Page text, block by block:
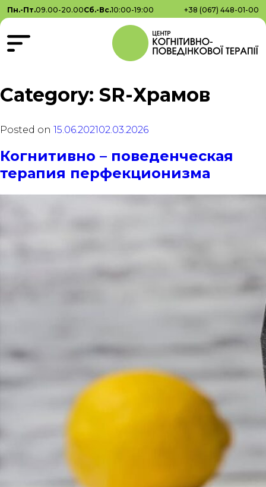
Пн.-Пт.09.00-20.00Сб.-Вс.10:00-19:00 +38 (067) 448-01-00
Category: SR-Храмов
Posted on 15.06.202102.03.2026
Когнитивно – поведенческая
терапия перфекционизма